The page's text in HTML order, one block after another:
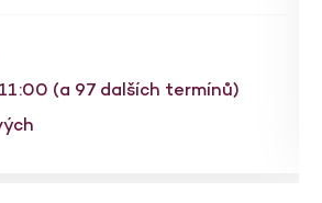
(a 97 dalších termínů)